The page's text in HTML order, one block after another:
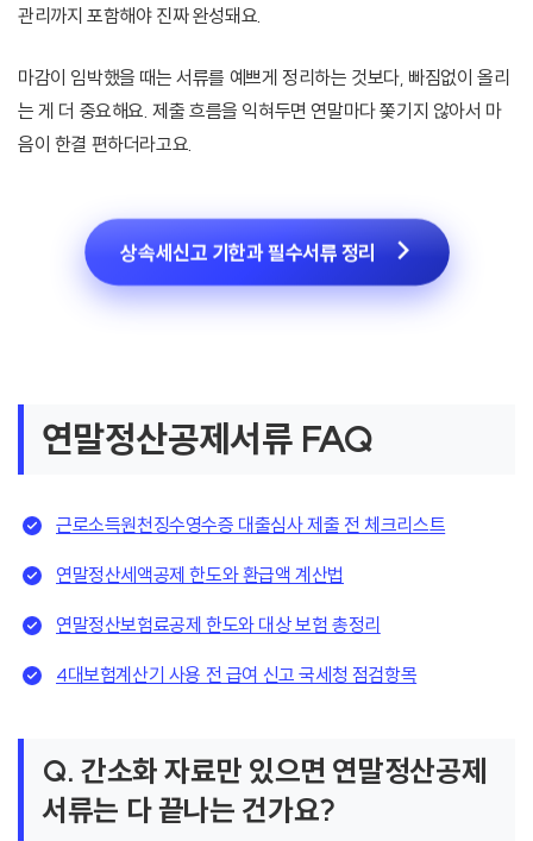
관리까지 포함해야 진짜 완성돼요.
마감이 임박했을 때는 서류를 예쁘게 정리하는 것보다, 빠짐없이 올리
는 게 더 중요해요. 제출 흐름을 익혀두면 연말마다 쫓기지 않아서 마
음이 한결 편하더라고요.
상속세신고 기한과 필수서류 정리
연말정산공제서류 FAQ
근로소득원천징수영수증 대출심사 제출 전 체크리스트
연말정산세액공제 한도와 환급액 계산법
연말정산보험료공제 한도와 대상 보험 총정리
4대보험계산기 사용 전 급여 신고 국세청 점검항목
Q. 간소화 자료만 있으면 연말정산공제
서류는 다 끝나는 건가요?